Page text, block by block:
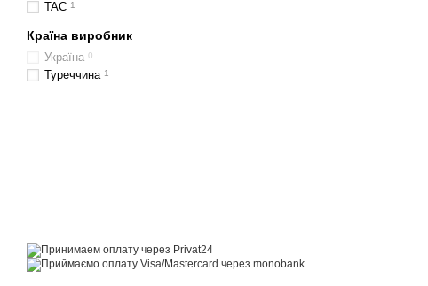
TAC 1
Країна виробник
Україна 0
Туреччина 1